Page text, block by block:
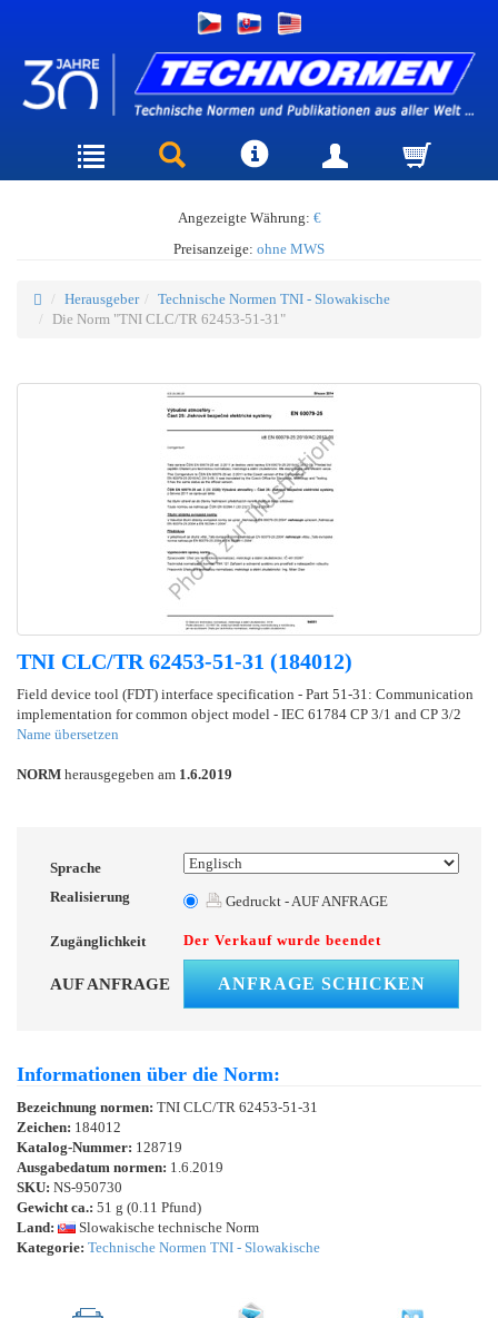
Angezeigte Währung: €
Preisanzeige: ohne MWS
Herausgeber
Technische Normen TNI - Slowakische
Die Norm "TNI CLC/TR 62453-51-31"
TNI CLC/TR 62453-51-31 (184012)
Field device tool (FDT) interface specification - Part 51-31: Communication
implementation for common object model - IEC 61784 CP 3/1 and CP 3/2
Name übersetzen
NORM herausgegeben am 1.6.2019
Sprache
Realisierung
Gedruckt - AUF ANFRAGE
Zugänglichkeit Der Verkauf wurde beendet
AUF ANFRAGE ANFRAGE SCHICKEN
Informationen über die Norm:
Bezeichnung normen: TNI CLC/TR 62453-51-31
Zeichen: 184012
Katalog-Nummer: 128719
Ausgabedatum normen: 1.6.2019
SKU: NS-950730
Gewicht ca.: 51 g (0.11 Pfund)
Land:
Slowakische technische Norm
Kategorie: Technische Normen TNI - Slowakische